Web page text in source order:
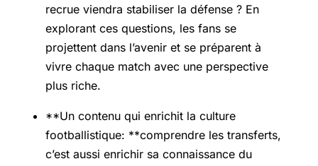
recrue viendra stabiliser la défense ? En
explorant ces questions, les fans se
projettent dans l’avenir et se préparent à
vivre chaque match avec une perspective
plus riche.
**Un contenu qui enrichit la culture
footballistique: **comprendre les transferts,
c’est aussi enrichir sa connaissance du